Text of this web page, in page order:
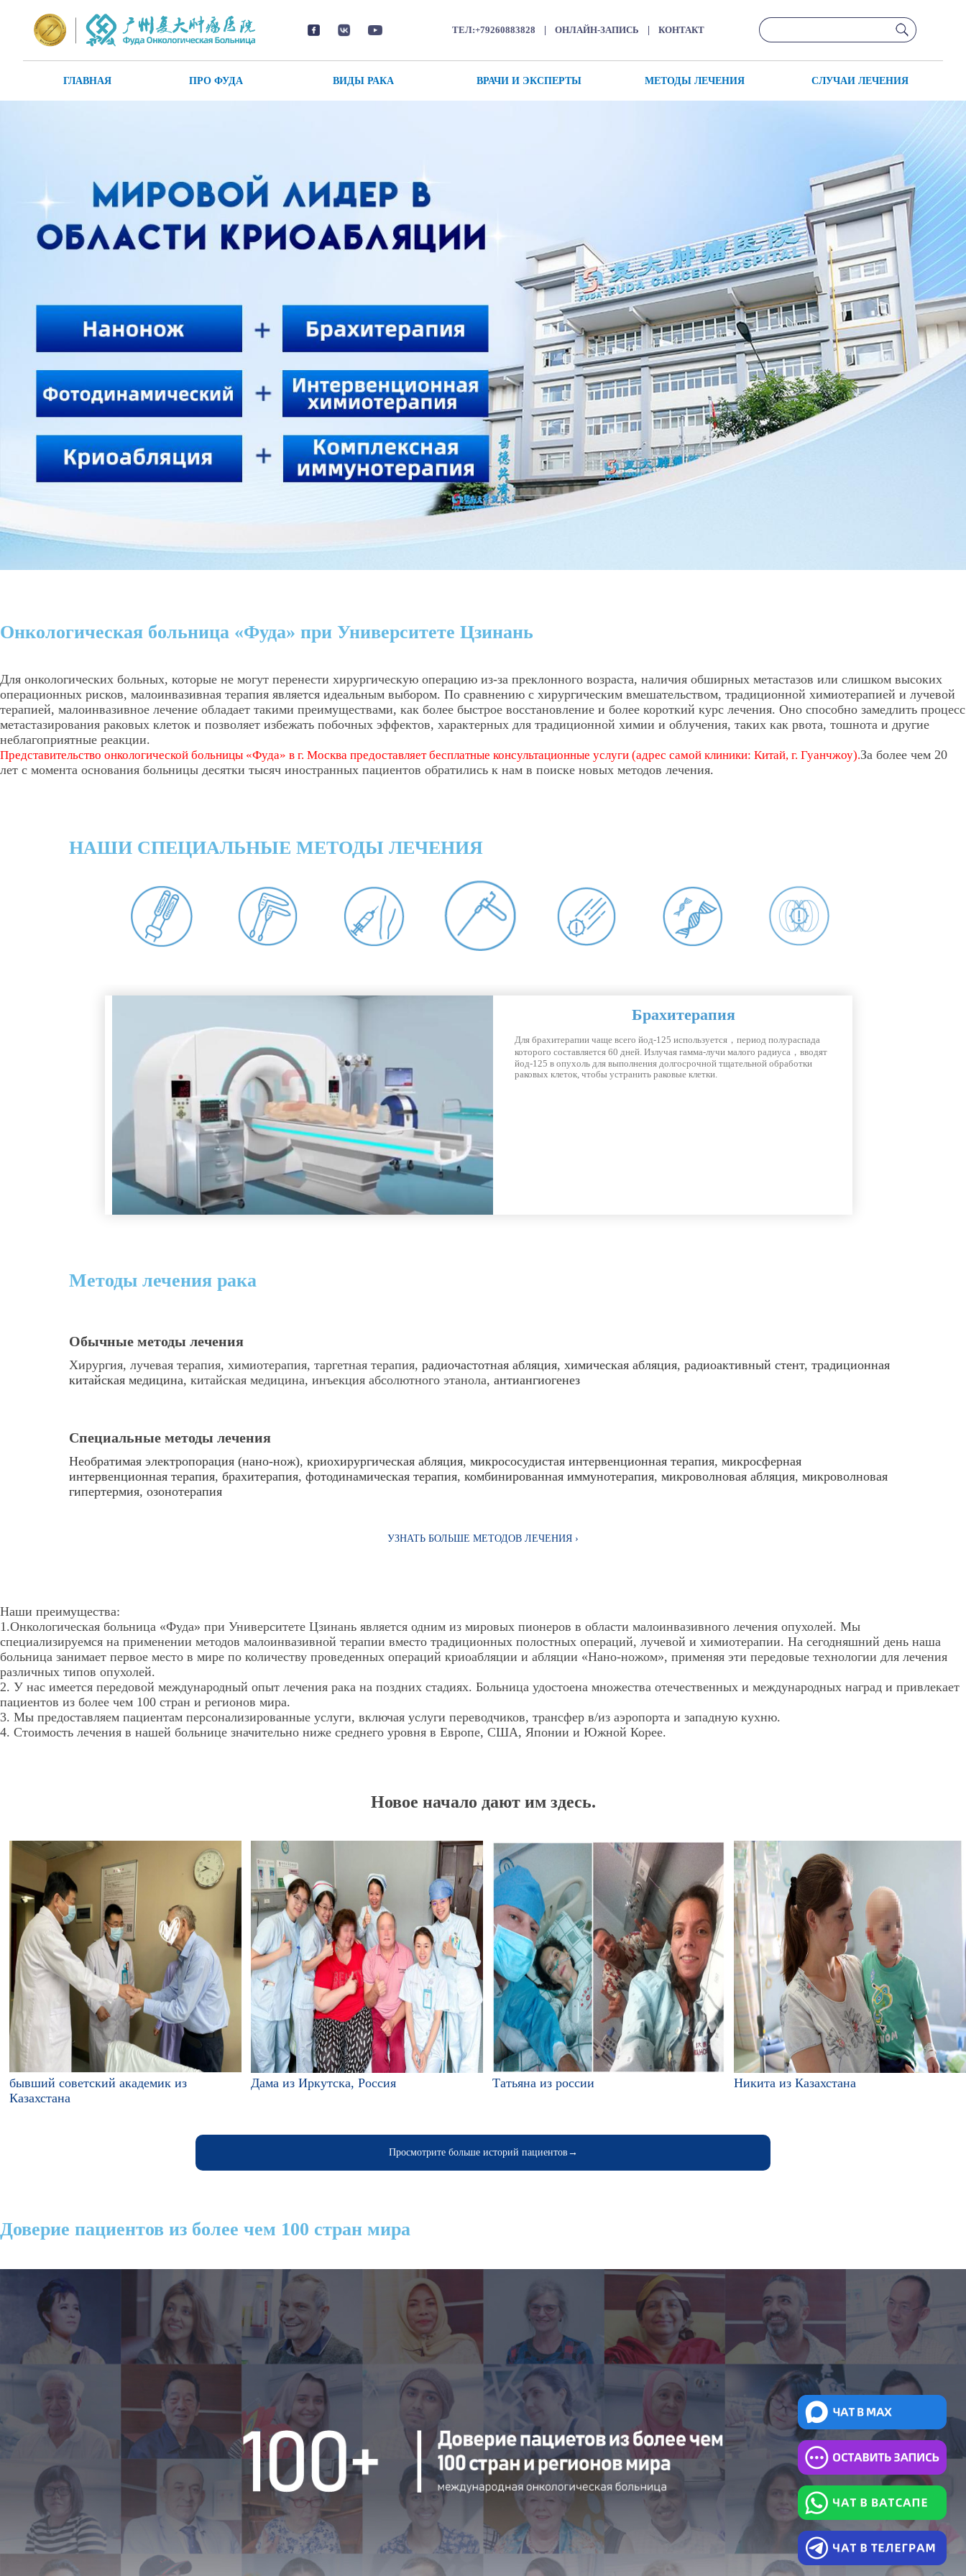
ТЕЛ:+79260883828 ОНЛАЙН-ЗАПИСЬ КОНТАКТ
ГЛАВНАЯ ПРО ФУДА ВИДЫ РАКА ВРАЧИ И ЭКСПЕРТЫ МЕТОДЫ ЛЕЧЕНИЯ СЛУЧАИ ЛЕЧЕНИЯ
Онкологическая больница «Фуда» при Университете Цзинань
Для онкологических больных, которые не могут перенести хирургическую операцию из-за преклонного возраста, наличия обширных метастазов или слишком высоких
операционных рисков, малоинвазивная терапия является идеальным выбором. По сравнению с хирургическим вмешательством, традиционной химиотерапией и лучевой
терапией, малоинвазивное лечение обладает такими преимуществами, как более быстрое восстановление и более короткий курс лечения. Оно способно замедлить процесс
метастазирования раковых клеток и позволяет избежать побочных эффектов, характерных для традиционной химии и облучения, таких как рвота, тошнота и другие
неблагоприятные реакции.
Представительство онкологической больницы «Фуда» в г. Москва предоставляет бесплатные консультационные услуги (адрес самой клиники: Китай, г. Гуанчжоу).За более чем 20
лет с момента основания больницы десятки тысяч иностранных пациентов обратились к нам в поиске новых методов лечения.
НАШИ СПЕЦИАЛЬНЫЕ МЕТОДЫ ЛЕЧЕНИЯ
Фотодинамическая терапия
Это фотохимическая реакция， инициированная лазером. При внутривенном
введении фотосенсибилизаторов раковые ткани поглощают большое количество
фотосенсибилизаторов， тогда как нормальные ткани редко поглощают их，
облучают рак специальным лазером， а раковые клетки разрушаются и
Методы лечения рака
Обычные методы лечения
Хирургия, лучевая терапия, химиотерапия, таргетная терапия, радиочастотная абляция, химическая абляция, радиоактивный стент, традиционная
китайская медицина, китайская медицина, инъекция абсолютного этанола, антиангиогенез
Специальные методы лечения
Необратимая электропорация (нано-нож), криохирургическая абляция, микрососудистая интервенционная терапия, микросферная
интервенционная терапия, брахитерапия, фотодинамическая терапия, комбинированная иммунотерапия, микроволновая абляция, микроволновая
гипертермия, озонотерапия
УЗНАТЬ БОЛЬШЕ МЕТОДОВ ЛЕЧЕНИЯ ›
Наши преимущества:
1.Онкологическая больница «Фуда» при Университете Цзинань является одним из мировых пионеров в области малоинвазивного лечения опухолей. Мы
специализируемся на применении методов малоинвазивной терапии вместо традиционных полостных операций, лучевой и химиотерапии. На сегодняшний день наша
больница занимает первое место в мире по количеству проведенных операций криоабляции и абляции «Нано-ножом», применяя эти передовые технологии для лечения
различных типов опухолей.
2. У нас имеется передовой международный опыт лечения рака на поздних стадиях. Больница удостоена множества отечественных и международных наград и привлекает
пациентов из более чем 100 стран и регионов мира.
3. Мы предоставляем пациентам персонализированные услуги, включая услуги переводчиков, трансфер в/из аэропорта и западную кухню.
4. Стоимость лечения в нашей больнице значительно ниже среднего уровня в Европе, США, Японии и Южной Корее.
Новое начало дают им здесь.
бывший советский академик из
Казахстана
Дама из Иркутска, Россия Татьяна из россии Никита из Казахстана
Просмотрите больше историй пациентов→
Доверие пациентов из более чем 100 стран мира